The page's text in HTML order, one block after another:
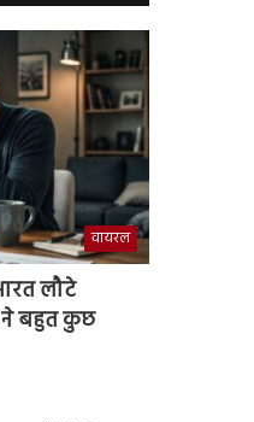
वायरल
लौटे
ने बहुत कुछ